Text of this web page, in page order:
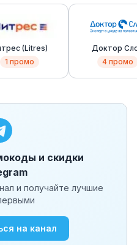
(Litres)
1 промо
Доктор
(Doctor
4 промо
и скидки
и получайте лучшие
на канал